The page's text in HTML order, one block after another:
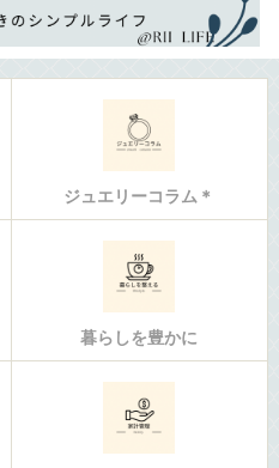
ジュエリーコラム＊
暮らしを豊かに